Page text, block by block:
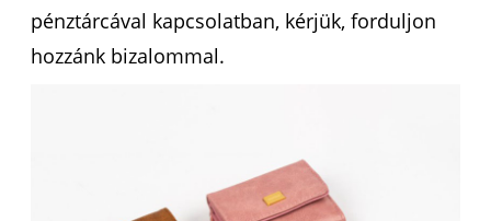
pénztárcával kapcsolatban, kérjük, forduljon
hozzánk bizalommal.